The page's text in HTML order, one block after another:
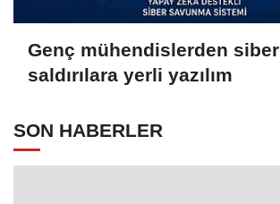
Genç mühendislerden siber
saldırılara yerli yazılım
SON HABERLER